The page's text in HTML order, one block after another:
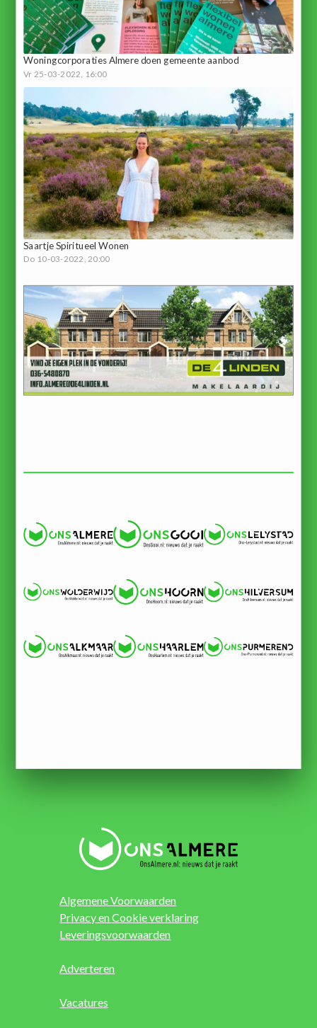
Woningcorporaties Almere doen gemeente aanbod
Vr 25-03-2022, 16:00
Saartje Spiritueel Wonen
Do 10-03-2022, 20:00
Algemene Voorwaarden
Privacy en Cookie verklaring
Leveringsvoorwaarden
Adverteren
Vacatures